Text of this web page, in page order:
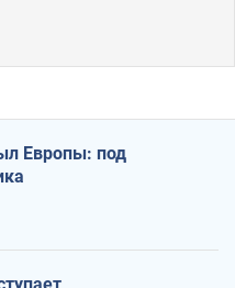
Европы: под